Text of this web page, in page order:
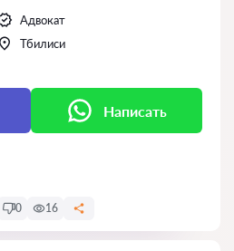
Адвокат
Тбилиси
Написать
0 16